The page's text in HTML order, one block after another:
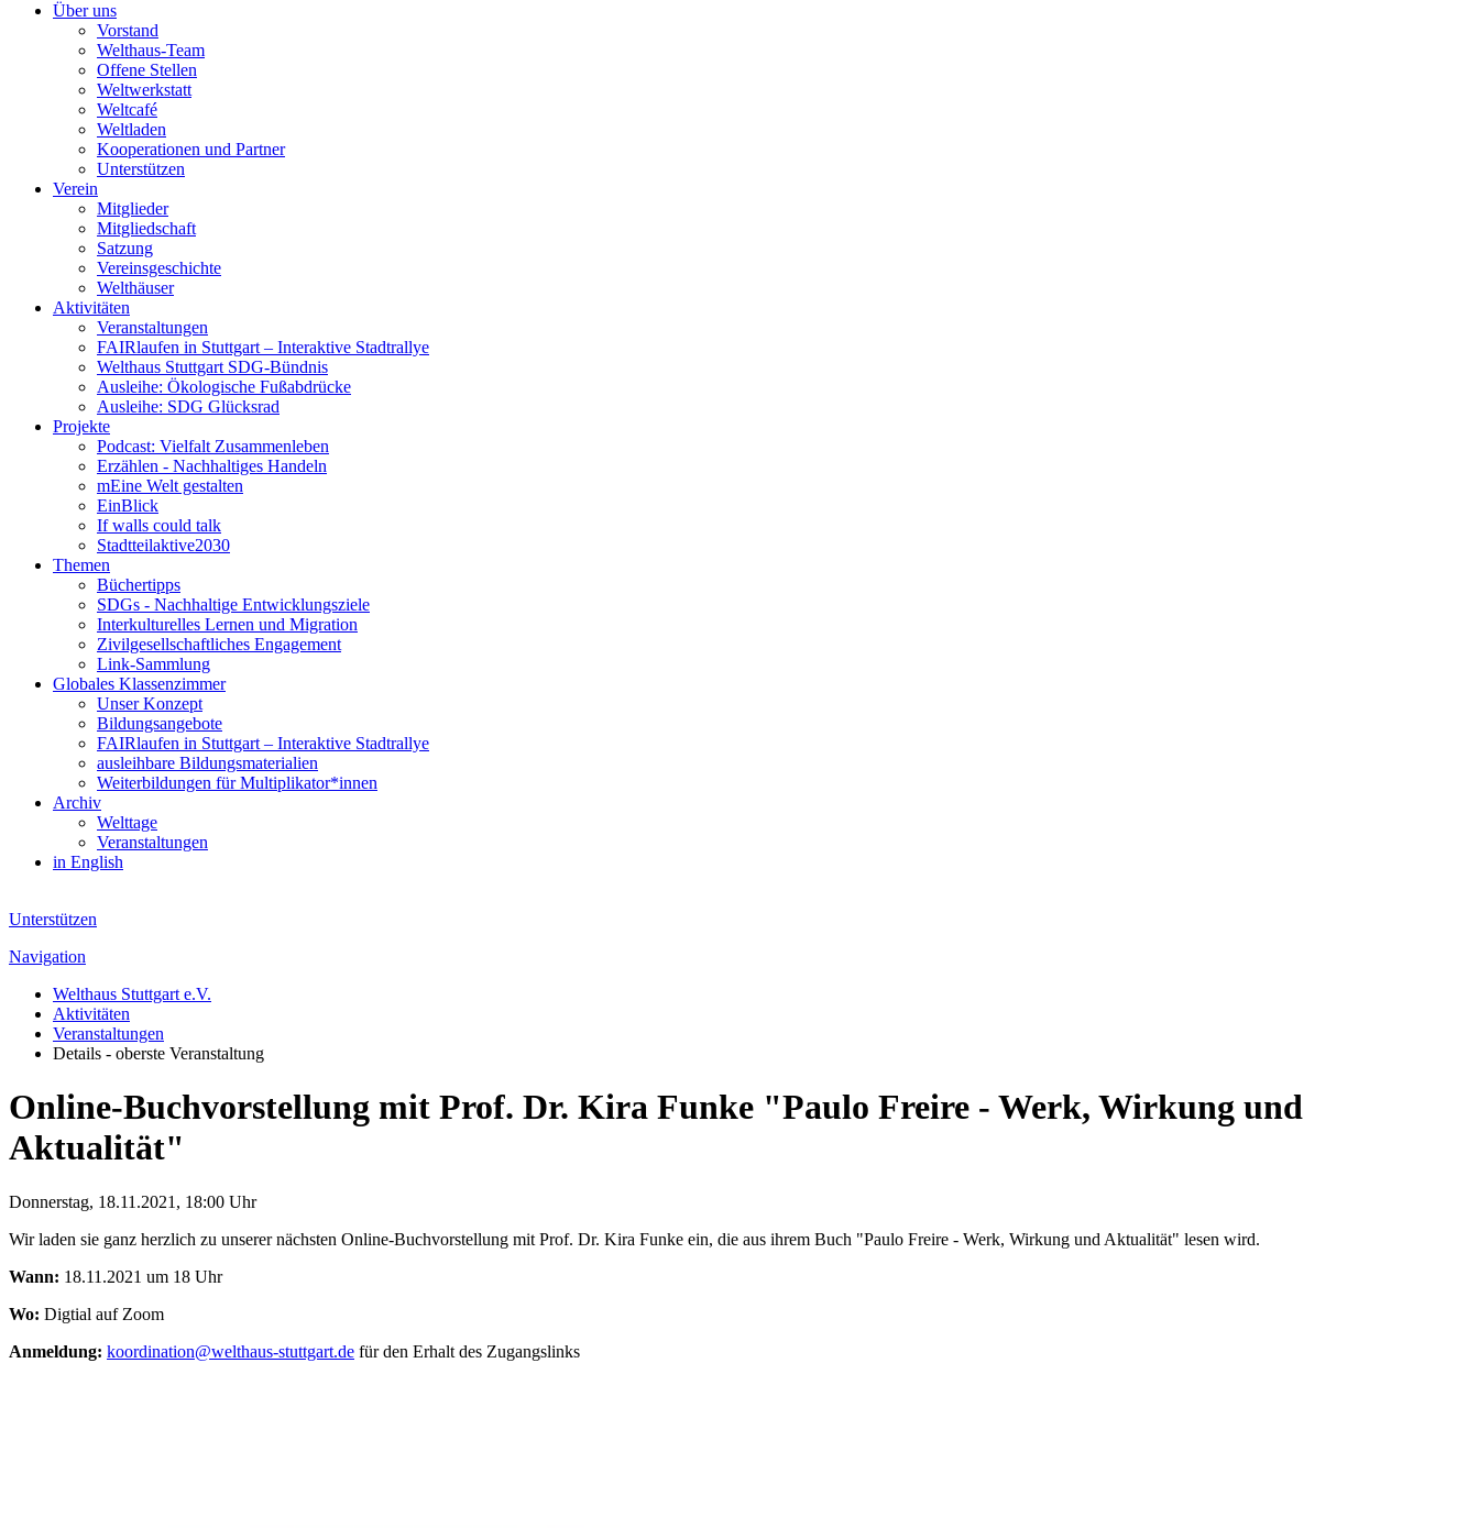
Über uns
Vorstand
Welthaus-Team
Offene Stellen
Weltwerkstatt
Weltcafé
Weltladen
Kooperationen und Partner
Unterstützen
Verein
Mitglieder
Mitgliedschaft
Satzung
Vereinsgeschichte
Welthäuser
Aktivitäten
Veranstaltungen
FAIRlaufen in Stuttgart – Interaktive Stadtrallye
Welthaus Stuttgart SDG-Bündnis
Ausleihe: Ökologische Fußabdrücke
Ausleihe: SDG Glücksrad
Projekte
Podcast: Vielfalt Zusammenleben
Erzählen - Nachhaltiges Handeln
mEine Welt gestalten
EinBlick
If walls could talk
Stadtteilaktive2030
Themen
Büchertipps
SDGs - Nachhaltige Entwicklungsziele
Interkulturelles Lernen und Migration
Zivilgesellschaftliches Engagement
Link-Sammlung
Globales Klassenzimmer
Unser Konzept
Bildungsangebote
FAIRlaufen in Stuttgart – Interaktive Stadtrallye
ausleihbare Bildungsmaterialien
Weiterbildungen für Multiplikator*innen
Archiv
Welttage
Veranstaltungen
in English
Unterstützen
Navigation
Welthaus Stuttgart e.V.
Aktivitäten
Veranstaltungen
Details - oberste Veranstaltung
Online-Buchvorstellung mit Prof. Dr. Kira Funke "Paulo Freire - Werk, Wirkung und
Aktualität"
Donnerstag, 18.11.2021, 18:00 Uhr
Wir laden sie ganz herzlich zu unserer nächsten Online-Buchvorstellung mit Prof. Dr. Kira Funke ein, die aus ihrem Buch "Paulo Freire - Werk, Wirkung und Aktualität" lesen wird.
Wann: 18.11.2021 um 18 Uhr
Wo: Digtial auf Zoom
Anmeldung: koordination@welthaus-stuttgart.de für den Erhalt des Zugangslinks